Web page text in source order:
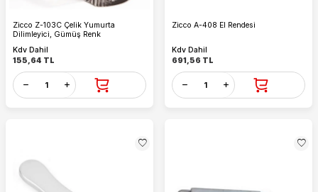
Zicco Z-103C Çelik Yumurta
Dilimleyici, Gümüş Renk
Kdv Dahil
155,64 TL
Zicco A-408 El Rendesi
Kdv Dahil
691,56 TL